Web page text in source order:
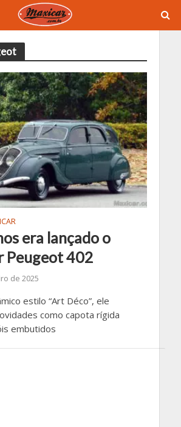
era lançado o
Peugeot 402
de 2025
estilo “Art Déco”, ele
como capota rígida
embutidos